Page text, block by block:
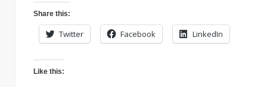
Share this:
Twitter Facebook LinkedIn
Like this: